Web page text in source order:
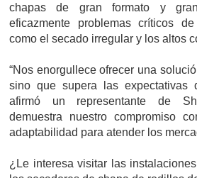
chapas de gran formato y
eficazmente problemas críticos
como el secado irregular y los altos
“Nos enorgullece ofrecer una
sino que supera las expectativas
afirmó un representante de
demuestra nuestro compromiso
adaptabilidad para atender los
¿Le interesa visitar las